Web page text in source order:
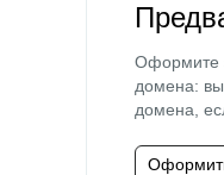
Оформите
домена:
домена,